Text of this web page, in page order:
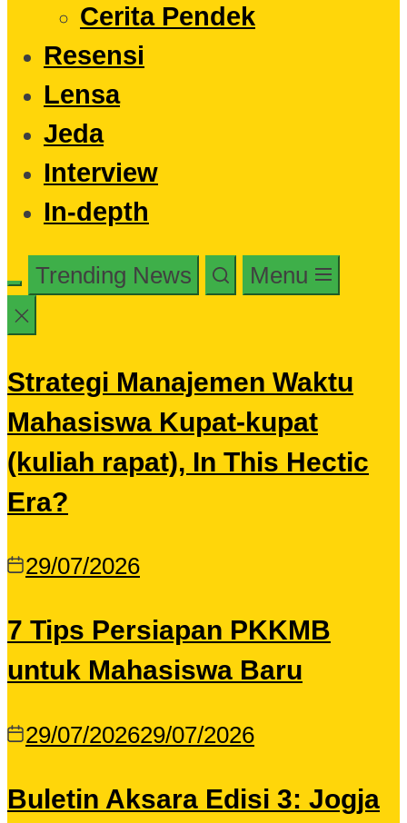
Cerita Pendek
Resensi
Lensa
Jeda
Interview
In-depth
Trending News Menu
Strategi Manajemen Waktu
Mahasiswa Kupat-kupat
(kuliah rapat), In This Hectic
Era?
29/07/2026
7 Tips Persiapan PKKMB
untuk Mahasiswa Baru
29/07/202629/07/2026
Buletin Aksara Edisi 3: Jogja